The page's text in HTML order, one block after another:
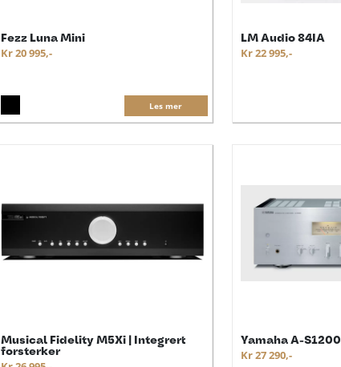
Fezz Luna Mini
Kr 20 995,-
Les mer
LM Audio 84IA
Kr 22 995,-
Musical Fidelity M5Xi | Integrert
forsterker
Yamaha A-S1200
Kr 27 290,-